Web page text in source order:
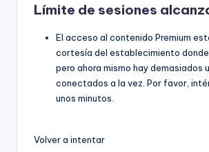
Límite de sesiones
El acceso al contenido Premium
cortesía del establecimiento
pero ahora mismo hay demasiados
conectados a la vez. Por favor,
unos minutos.
Volver a intentar